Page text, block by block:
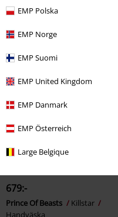
EMP Polska
EMP Norge
EMP Suomi
EMP United Kingdom
EMP Danmark
EMP Österreich
Large Belgique
679:-
Prince Of Beasts
Killstar
Handväska